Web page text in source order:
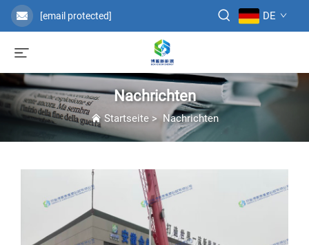
[email protected] DE
Nachrichten
Startseite>Nachrichten